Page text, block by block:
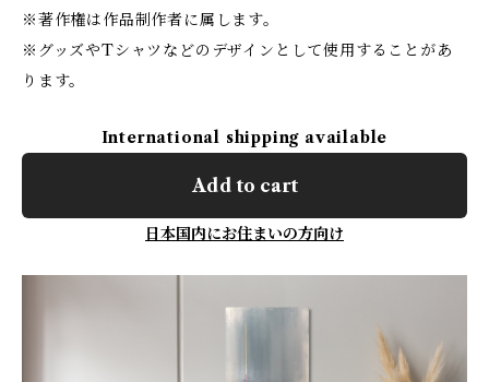
※著作権は作品制作者に属します。
※グッズやTシャツなどのデザインとして使用することがあ
ります。
International shipping available
Add to cart
日本国内にお住まいの方向け